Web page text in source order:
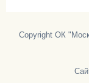
Copyright ОК